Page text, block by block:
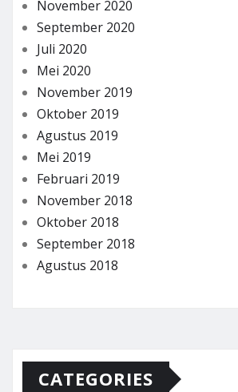
November 2020
September 2020
Juli 2020
Mei 2020
November 2019
Oktober 2019
Agustus 2019
Mei 2019
Februari 2019
November 2018
Oktober 2018
September 2018
Agustus 2018
CATEGORIES